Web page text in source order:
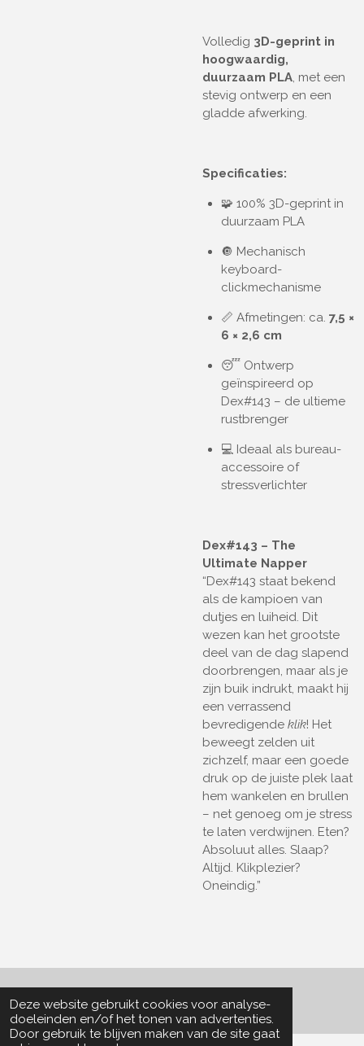
Deze website gebruikt cookies voor analyse-
doeleinden en/of het tonen van advertenties.
Door gebruik te blijven maken van de site gaat
Volledig 3D-geprint in
hoogwaardig,
duurzaam PLA, met een
stevig ontwerp en een
gladde afwerking.
Specificaties:
🧩 100% 3D-geprint in
duurzaam PLA
🔘 Mechanisch
keyboard-
clickmechanisme
📏 Afmetingen: ca. 7,5 ×
6 × 2,6 cm
😴 Ontwerp
geïnspireerd op
Dex#143 – de ultieme
rustbrenger
💻 Ideaal als bureau-
accessoire of
stressverlichter
Dex#143 – The
Ultimate Napper
“Dex#143 staat bekend
als de kampioen van
dutjes en luiheid. Dit
wezen kan het grootste
deel van de dag slapend
doorbrengen, maar als je
zijn buik indrukt, maakt hij
een verrassend
bevredigende klik! Het
beweegt zelden uit
zichzelf, maar een goede
druk op de juiste plek laat
hem wankelen en brullen
– net genoeg om je stress
te laten verdwijnen. Eten?
Absoluut alles. Slaap?
Altijd. Klikplezier?
Oneindig.”
© 2022 - 2026 Particle Collector